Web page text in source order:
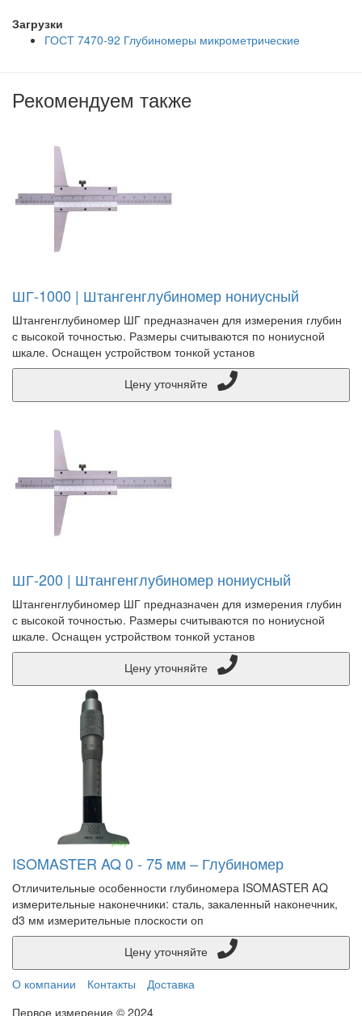
Загрузки
ГОСТ 7470-92 Глубиномеры микрометрические
Рекомендуем также
ШГ-1000 | Штангенглубиномер нониусный
Штангенглубиномер ШГ предназначен для измерения глубин
с высокой точностью. Размеры считываются по нониусной
шкале. Оснащен устройством тонкой установ
ШГ-200 | Штангенглубиномер нониусный
Штангенглубиномер ШГ предназначен для измерения глубин
с высокой точностью. Размеры считываются по нониусной
шкале. Оснащен устройством тонкой установ
ISOMASTER AQ 0 - 75 мм – Глубиномер
Отличительные особенности глубиномера ISOMASTER AQ
измерительные наконечники: сталь, закаленный наконечник,
d3 мм измерительные плоскости оп
О компании
Контакты
Доставка
Первое измерение © 2024